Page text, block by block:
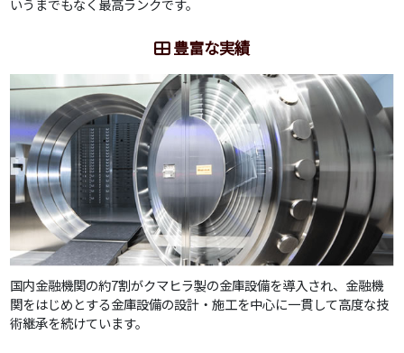
いうまでもなく最高ランクです。
豊富な実績
国内金融機関の約7割がクマヒラ製の金庫設備を導入され、金融機
関をはじめとする金庫設備の設計・施工を中心に一貫して高度な技
術継承を続けています。